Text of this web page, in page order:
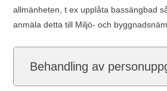
allmänheten, t ex upplåta bassängbad
anmäla detta till Miljö- och
Behandling av